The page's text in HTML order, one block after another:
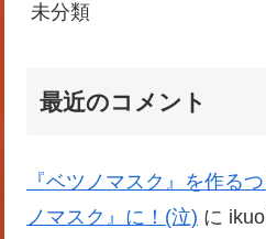
未分類
最近のコメント
『ベツノマスク』を作る
ノマスク』に！(泣) に